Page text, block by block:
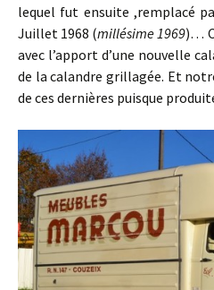
lequel fut ensuite ,remplacé
Juillet 1968 (millésime 1969)…
avec l’apport d’une nouvelle
de la calandre grillagée. Et
de ces dernières puisque